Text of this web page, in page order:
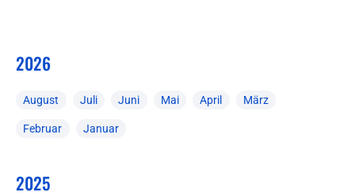
2026
August Juli Juni Mai April März
Februar Januar
2025